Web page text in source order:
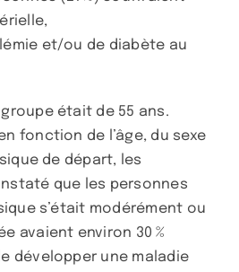
et/ou de diabète au
groupe était de 55 ans.
fonction de l’âge, du sexe
de départ, les
que les personnes
s’était modérément ou
avaient environ 30 %
développer une maladie